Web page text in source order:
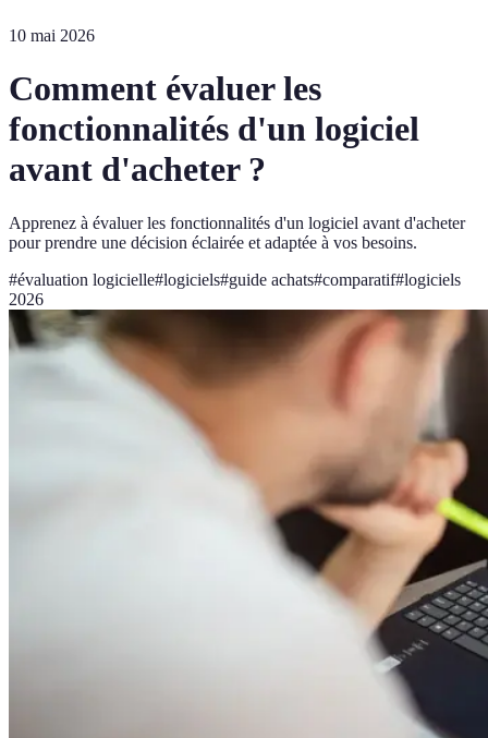
10 mai 2026
Comment évaluer les
fonctionnalités d'un logiciel
avant d'acheter ?
Apprenez à évaluer les fonctionnalités d'un logiciel avant d'acheter
pour prendre une décision éclairée et adaptée à vos besoins.
#évaluation logicielle#logiciels#guide achats#comparatif#logiciels
2026